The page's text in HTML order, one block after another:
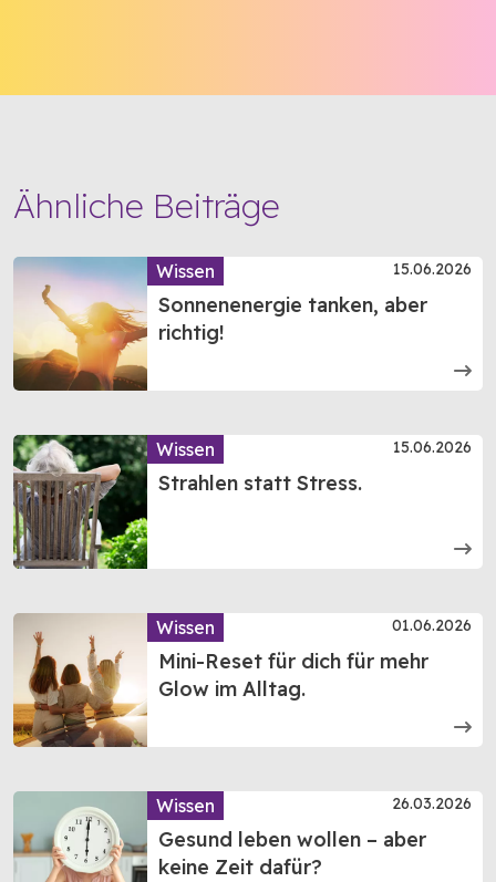
Ähnliche Beiträge
Wissen 15.06.2026
Sonnenenergie tanken, aber
richtig!
Wissen 15.06.2026
Strahlen statt Stress.
Wissen 01.06.2026
Mini-Reset für dich für mehr
Glow im Alltag.
Wissen 26.03.2026
Gesund leben wollen – aber
keine Zeit dafür?